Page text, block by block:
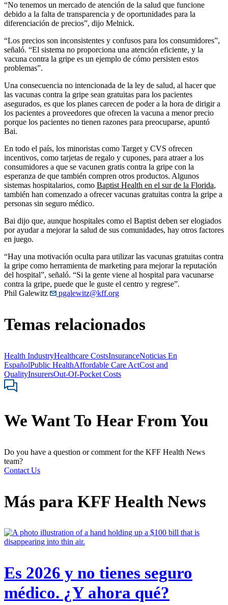
“No tenemos un mercado de atención de la salud que funcione
debido a la falta de transparencia y de oportunidades para la
diferenciación de precios”, dijo Melnick.
“Los precios son inconsistentes y confusos para los consumidores”,
señaló. “El sistema no proporciona una atención eficiente, y la
vacuna contra la gripe es un ejemplo de cómo persisten estos
problemas”.
Una consecuencia no intencionada de la ley de salud, al hacer que
las vacunas contra la gripe sean gratuitas para los pacientes
asegurados, es que los planes carecen de poder a la hora de dirigir a
los pacientes a proveedores que ofrecen la vacuna a menor precio
porque los pacientes no tienen razones para preocuparse, apuntó
Bai.
En todo el país, los minoristas como Target y CVS ofrecen
incentivos, como tarjetas de regalo y cupones, para atraer a los
consumidores a que se vacunen gratis contra la gripe con la
esperanza de que también compren otros productos. Algunos
sistemas hospitalarios, como Baptist Health en el sur de la Florida,
también han comenzado a ofrecer vacunas gratuitas contra la gripe a
personas sin seguro médico.
Bai dijo que, aunque hospitales como el Baptist deben ser elogiados
por ayudar a mejorar la salud de sus comunidades, hay otros factores
en juego.
“Hay una motivación oculta para utilizar las vacunas gratuitas contra
la gripe como herramienta de marketing para mejorar la reputación
del hospital”, señaló. “Si la gente viene al hospital para vacunarse
contra la gripe, puede que le guste el centro y regrese”.
Phil Galewitz
pgalewitz@kff.org
Temas relacionados
Health IndustryHealthcare CostsInsuranceNoticias En
EspañolPublic HealthAffordable Care ActCost and
QualityInsurersOut-Of-Pocket Costs
We Want To Hear From You
Do you have a question or comment for the KFF Health News
team?
Contact Us
Más para KFF Health News
Es 2026 y no tienes seguro
médico. ¿Y ahora qué?